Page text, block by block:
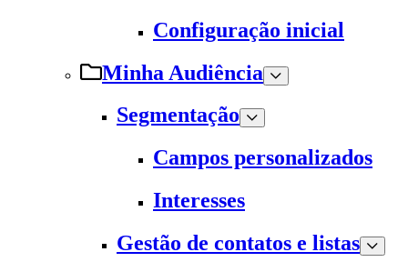
Configuração inicial
Minha Audiência
Segmentação
Campos personalizados
Interesses
Gestão de contatos e listas